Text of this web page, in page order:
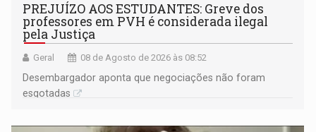
PREJUÍZO AOS ESTUDANTES: Greve dos
professores em PVH é considerada ilegal
pela Justiça
Geral 08 de Agosto de 2026 às 08:52
Desembargador aponta que negociações não foram
esgotadas